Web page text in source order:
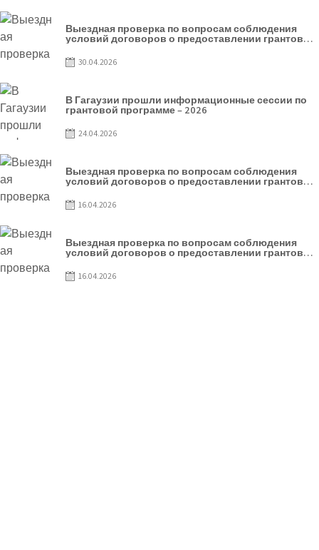
Выездная проверка по вопросам соблюдения
условий договоров о предоставлении грантов
предприятия SRL Grand Nic Oil Company
30.04.2026
В Гагаузии прошли информационные сессии по
грантовой программе – 2026
24.04.2026
Выездная проверка по вопросам соблюдения
условий договоров о предоставлении грантов
предприятия SRL Patiseria Familiei
16.04.2026
Выездная проверка по вопросам соблюдения
условий договоров о предоставлении грантов
предприятия SRL Lisokam-Fam
16.04.2026